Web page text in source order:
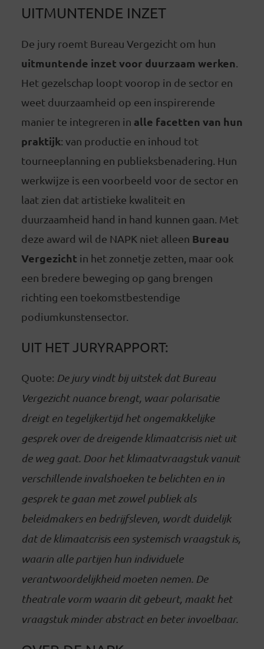
UITMUNTENDE INZET
De jury roemt Bureau Vergezicht om hun
uitmuntende inzet voor duurzaam werken
Het gezelschap loopt voorop in de sector en
weet duurzaamheid op een inspirerende
manier te integreren in alle facetten van hun
praktijk: van productie en inhoud tot
tourneeplanning en publieksbenadering. Hun
werkwijze is een voorbeeld voor de sector en
laat zien dat artistieke kwaliteit en
duurzaamheid hand in hand kunnen gaan. Met
deze award wil de NAPK niet alleen Bureau
Vergezicht in het zonnetje zetten, maar ook
een bredere beweging op gang brengen
richting een toekomstbestendige
podiumkunstensector.
UIT HET JURYRAPPORT:
Quote: De jury vindt bij uitstek dat Bureau
Vergezicht nuance brengt, waar polarisatie
dreigt en tegelijkertijd het ongemakkelijke
gesprek over de dreigende klimaatcrisis niet uit
de weg gaat. Door het klimaatvraagstuk vanuit
verschillende invalshoeken te belichten en in
gesprek te gaan met zowel publiek als
beleidmakers en bedrijfsleven, wordt duidelijk
dat de klimaatcrisis een systemisch vraagstuk is,
waarin alle partijen hun individuele
verantwoordelijkheid moeten nemen. De
theatrale vorm waarin dit gebeurt, maakt het
vraagstuk minder abstract en beter invoelbaar.